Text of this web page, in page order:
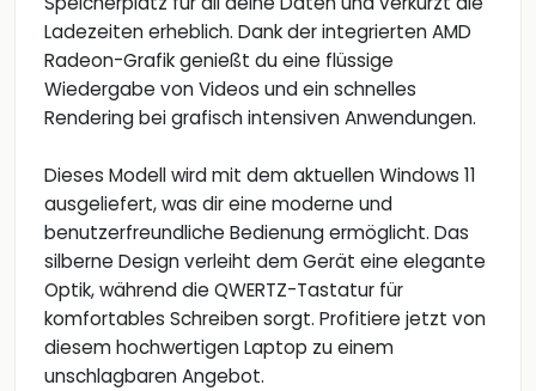
Ladezeiten erheblich. Dank der integrierten AMD
Radeon-Grafik genießt du eine flüssige
Wiedergabe von Videos und ein schnelles
Rendering bei grafisch intensiven Anwendungen.
Dieses Modell wird mit dem aktuellen Windows 11
ausgeliefert, was dir eine moderne und
benutzerfreundliche Bedienung ermöglicht. Das
silberne Design verleiht dem Gerät eine elegante
Optik, während die QWERTZ-Tastatur für
komfortables Schreiben sorgt. Profitiere jetzt von
diesem hochwertigen Laptop zu einem
unschlagbaren Angebot.